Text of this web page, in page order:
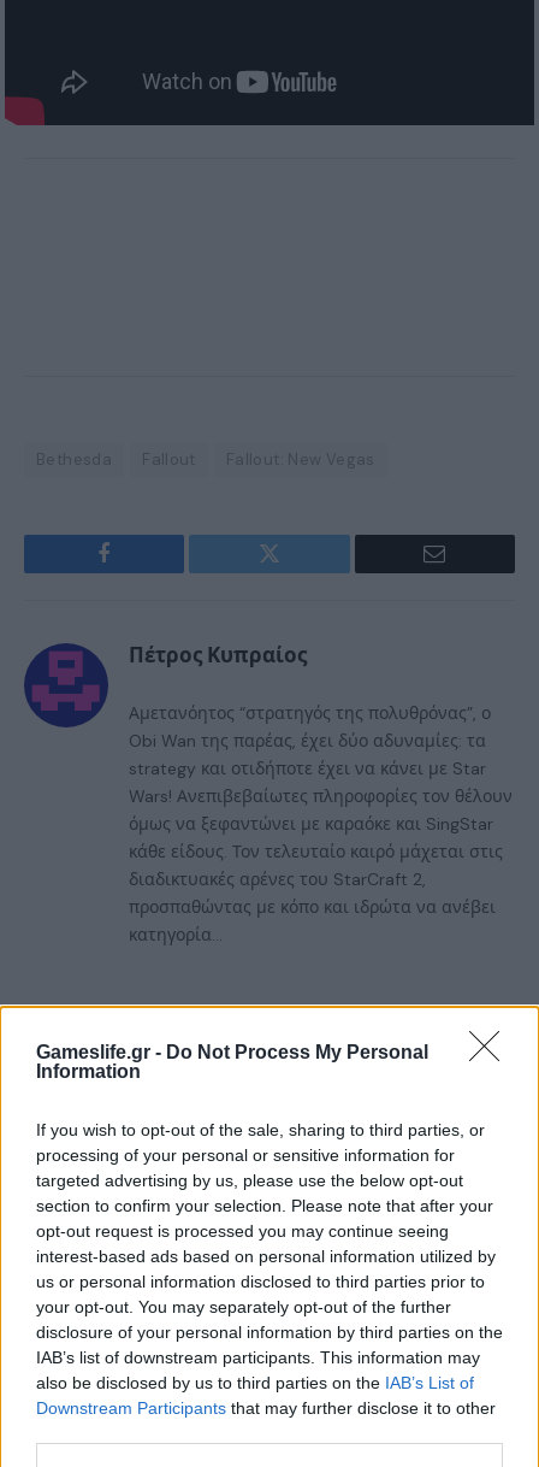
Gameslife.gr - Do Not Process My Personal
Information
If you wish to opt-out of the sale, sharing to third parties, or
processing of your personal or sensitive information for
targeted advertising by us, please use the below opt-out
section to confirm your selection. Please note that after your
opt-out request is processed you may continue seeing
interest-based ads based on personal information utilized by
us or personal information disclosed to third parties prior to
your opt-out. You may separately opt-out of the further
disclosure of your personal information by third parties on the
IAB’s list of downstream participants. This information may
also be disclosed by us to third parties on the IAB’s List of
Downstream Participants that may further disclose it to other
Bethesda Fallout Fallout: New Vegas
Facebook Twitter Email
Πέτρος Κυπραίος
Αμετανόητος “στρατηγός της πολυθρόνας”, ο
Obi Wan της παρέας, έχει δύο αδυναμίες: τα
strategy και οτιδήποτε έχει να κάνει με Star
Wars! Ανεπιβεβαίωτες πληροφορίες τον θέλουν
όμως να ξεφαντώνει με καραόκε και SingStar
κάθε είδους. Τον τελευταίο καιρό μάχεται στις
διαδικτυακές αρένες του StarCraft 2,
προσπαθώντας με κόπο και ιδρώτα να ανέβει
κατηγορία...
RELATEDPOSTS
Summer Mode ON! Η LG μετατρέπει κάθε
στιγμή σε απόλυτη gaming εμπειρία!